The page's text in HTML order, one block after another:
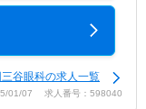
谷眼科の求人一覧
01/07 求人番号：598040